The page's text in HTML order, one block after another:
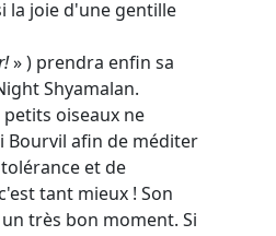
la joie d'une gentille
» ) prendra enfin sa
Shyamalan.
oiseaux ne
Bourvil afin de méditer
et de
tant mieux ! Son
très bon moment. Si